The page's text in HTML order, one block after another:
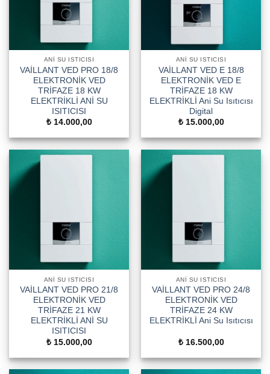
ANI SU ISTICISI
VAİLLANT VED PRO 18/8
ELEKTRONİK VED
TRİFAZE 18 KW
ELEKTRİKLİ ANİ SU
ISITICISI
₺14.000,00
ANI SU ISTICISI
VAİLLANT VED E 18/8
ELEKTRONİK VED E
TRİFAZE 18 KW
ELEKTRİKLİ Ani Su Isıtıcısı
Digital
₺15.000,00
ANI SU ISTICISI
VAİLLANT VED PRO 21/8
ELEKTRONİK VED
TRİFAZE 21 KW
ELEKTRİKLİ ANİ SU
ISITICISI
₺15.000,00
ANI SU ISTICISI
VAİLLANT VED PRO 24/8
ELEKTRONİK VED
TRİFAZE 24 KW
ELEKTRİKLİ Ani Su Isıtıcısı
₺16.500,00